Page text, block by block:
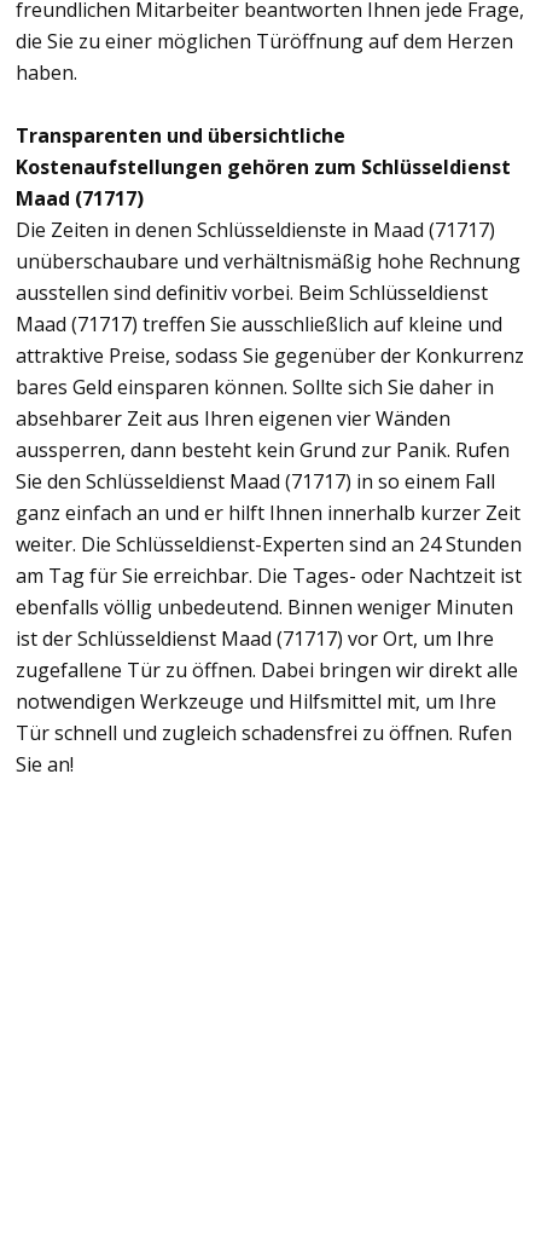
freundlichen Mitarbeiter beantworten Ihnen jede Frage,
die Sie zu einer möglichen Türöffnung auf dem Herzen
haben.
Transparenten und übersichtliche
Kostenaufstellungen gehören zum Schlüsseldienst
Maad (71717)
Die Zeiten in denen Schlüsseldienste in Maad (71717)
unüberschaubare und verhältnismäßig hohe Rechnung
ausstellen sind definitiv vorbei. Beim Schlüsseldienst
Maad (71717) treffen Sie ausschließlich auf kleine und
attraktive Preise, sodass Sie gegenüber der Konkurrenz
bares Geld einsparen können. Sollte sich Sie daher in
absehbarer Zeit aus Ihren eigenen vier Wänden
aussperren, dann besteht kein Grund zur Panik. Rufen
Sie den Schlüsseldienst Maad (71717) in so einem Fall
ganz einfach an und er hilft Ihnen innerhalb kurzer Zeit
weiter. Die Schlüsseldienst-Experten sind an 24 Stunden
am Tag für Sie erreichbar. Die Tages- oder Nachtzeit ist
ebenfalls völlig unbedeutend. Binnen weniger Minuten
ist der Schlüsseldienst Maad (71717) vor Ort, um Ihre
zugefallene Tür zu öffnen. Dabei bringen wir direkt alle
notwendigen Werkzeuge und Hilfsmittel mit, um Ihre
Tür schnell und zugleich schadensfrei zu öffnen. Rufen
Sie an!